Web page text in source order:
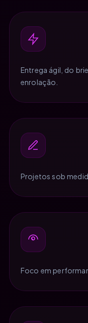
Entrega ágil, do
enrolação.
Projetos sob
Foco em